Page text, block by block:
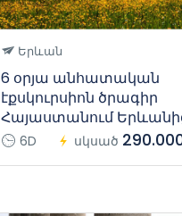
Երևան
6 օրյա անհատական
էքսկուրսիոն ծրագիր
Հայաստանում
6D սկսած